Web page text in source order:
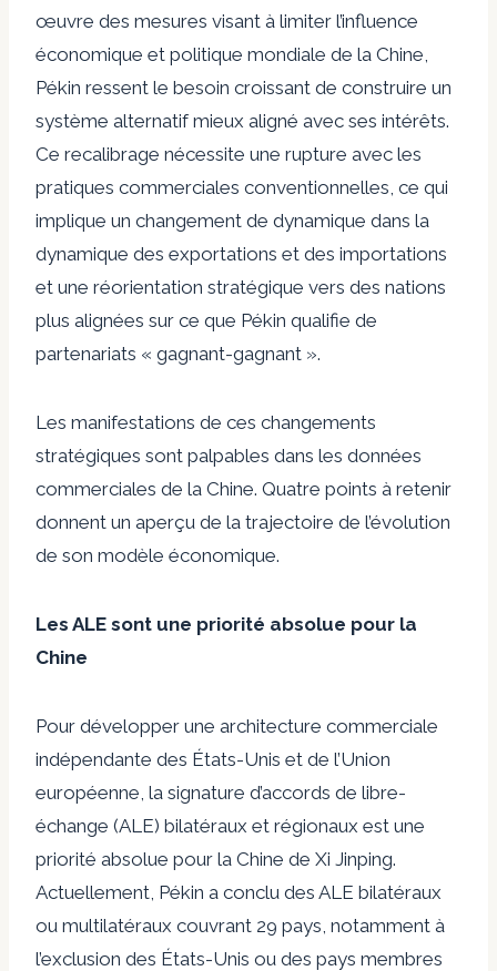
œuvre des mesures visant à limiter l’influence
économique et politique mondiale de la Chine,
Pékin ressent le besoin croissant de construire un
système alternatif mieux aligné avec ses intérêts.
Ce recalibrage nécessite une rupture avec les
pratiques commerciales conventionnelles, ce qui
implique un changement de dynamique dans la
dynamique des exportations et des importations
et une réorientation stratégique vers des nations
plus alignées sur ce que Pékin qualifie de
partenariats « gagnant-gagnant ».
Les manifestations de ces changements
stratégiques sont palpables dans les données
commerciales de la Chine. Quatre points à retenir
donnent un aperçu de la trajectoire de l’évolution
de son modèle économique.
Les ALE sont une priorité absolue pour la
Chine
Pour développer une architecture commerciale
indépendante des États-Unis et de l’Union
européenne, la signature d’accords de libre-
échange (ALE) bilatéraux et régionaux est une
priorité absolue pour la Chine de Xi Jinping.
Actuellement, Pékin a conclu des ALE bilatéraux
ou multilatéraux couvrant 29 pays , notamment à
l’exclusion des États-Unis ou des pays membres